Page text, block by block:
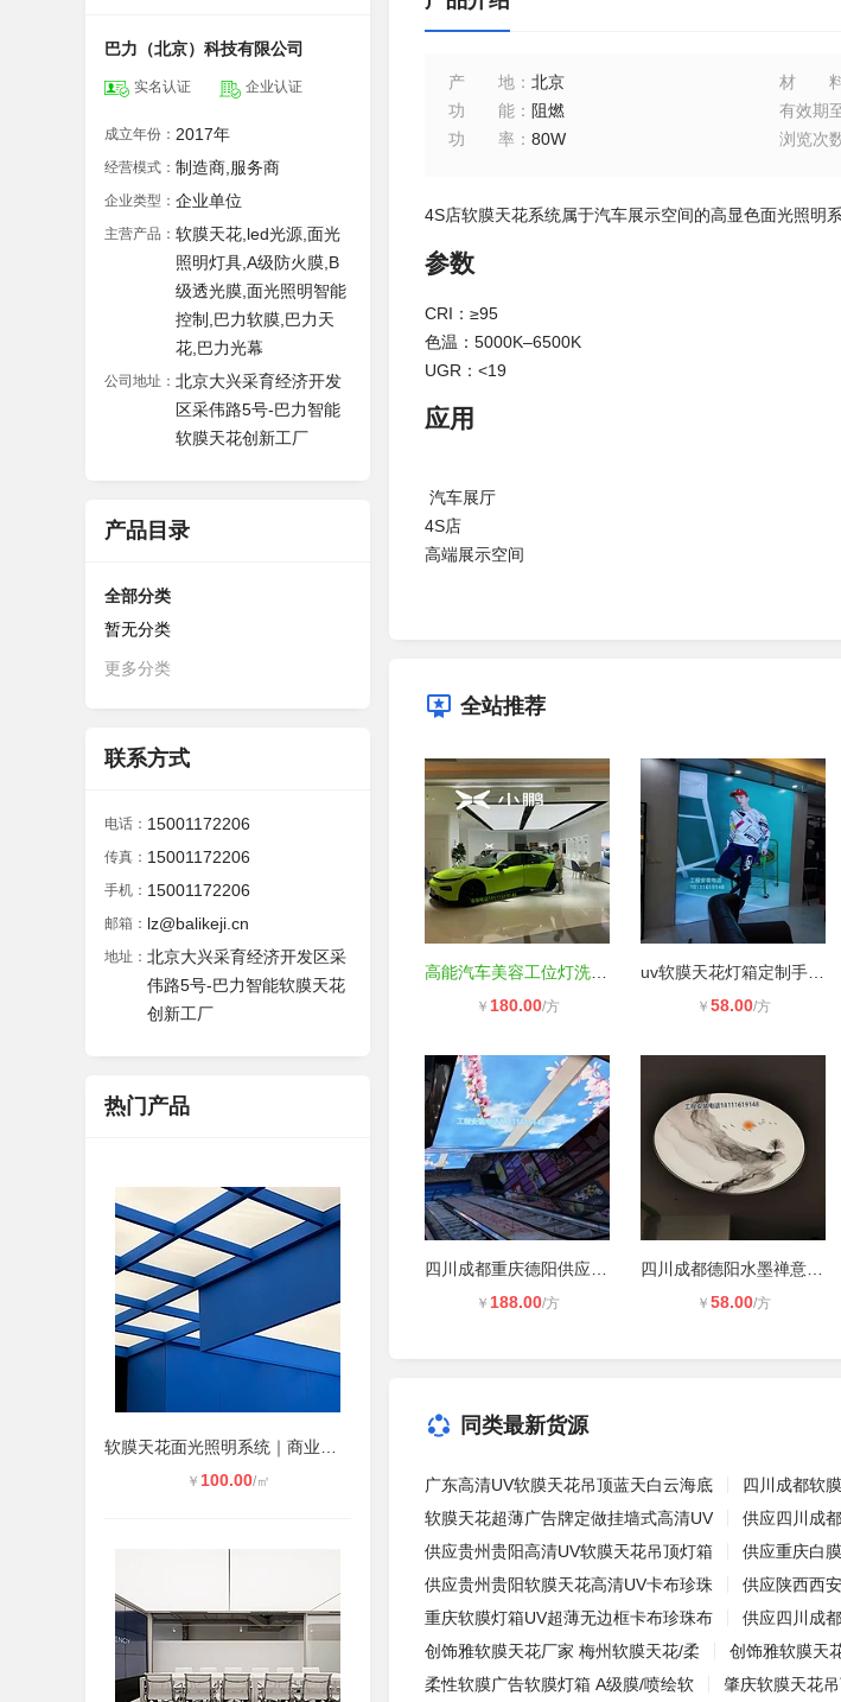
巴力（北京）科技有限公司
实名认证 企业认证
成立年份： 2017年
经营模式： 制造商,服务商
企业类型： 企业单位
主营产品： 软膜天花,led光源,面光
照明灯具,A级防火膜,B
级透光膜,面光照明智能
控制,巴力软膜,巴力天
花,巴力光幕
公司地址： 北京大兴采育经济开发
区采伟路5号-巴力智能
软膜天花创新工厂
产品目录
全部分类
暂无分类
更多分类
联系方式
电话： 15001172206
传真： 15001172206
手机： 15001172206
邮箱： lz@balikeji.cn
地址： 北京大兴采育经济开发区采
伟路5号-巴力智能软膜天花
创新工厂
热门产品
￥ 100.00/㎡
产地 ： 北京 材
功能 ： 阻燃 有效期
功率 ： 80W 浏览次
4S店软膜天花系统属于汽车展示空间的高显色面光照明
参数
CRI：≥95
色温：5000K–6500K
UGR：<19
应用
汽车展厅
4S店
高端展示空间
全站推荐
￥ 180.00/方 ￥ 58.00/方
￥ 188.00/方 ￥ 58.00/方
同类最新货源
广东高清UV软膜天花吊顶蓝天白云海底 四川成都软
软膜天花超薄广告牌定做挂墙式高清UV
供应四川成
供应贵州贵阳高清UV软膜天花吊顶灯箱
供应重庆白
供应贵州贵阳软膜天花高清UV卡布珍珠
供应陕西西
重庆软膜灯箱UV超薄无边框卡布珍珠布
供应四川成
创饰雅软膜天花厂家 梅州软膜天花/柔
创饰雅软膜天
柔性软膜广告软膜灯箱 A级膜/喷绘软
肇庆软膜天花